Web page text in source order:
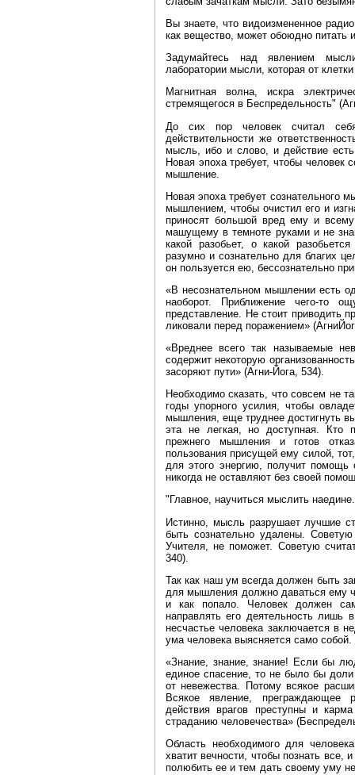
Вы знаете, что видоизмененное
как вещество, может обоюдно питать
Задумайтесь над явлением
лаборатории мысли, которая от
Магнитная волна, искра
стремящегося в Беспредельность"
До сих пор человек считал
действительности же
мысль, ибо и слово, и действие
Новая эпоха требует, чтобы человек
мышление.
Новая эпоха требует сознательного
мышлением, чтобы очистил его и
приносят большой вред ему и
машущему в темноте руками и не
какой разобьет, о какой
разумно и сознательно для благих
он пользуется ею, бессознательно
«В несознательном мышлении есть
наоборот. Приближение чего‑то
представление. Не стоит приводить
ликовали перед поражением»
«Вреднее всего так называемые
содержит некоторую
засоряют пути» (Агни‑Йога, 534).
Необходимо сказать, что совсем не
годы упорного усилия, чтобы
мышления, еще труднее достигнуть
эта не легкая, но доступная. Кто
прежнего мышления и готов
пользования присущей ему силой,
для этого энергию, получит
никогда не оставляют без своей
"Главное, научиться мыслить
Истинно, мысль разрушает лучшие
быть сознательно удалены.
Учителя, не поможет. Советую
340).
Так как наш ум всегда должен быть
для мышления должно даваться ему
и как попало. Человек должен
направлять его деятельность лишь
несчастье человека заключается в
ума человека выясняется само собой.
«Знание, знание, знание! Если бы
единое спасение, то не было бы доли
от невежества. Потому всякое
Всякое явление, преграждающее
действия врагов преступны и
страданию человечества»
Область необходимого для
хватит вечности, чтобы познать все,
полюбить ее и тем дать своему уму